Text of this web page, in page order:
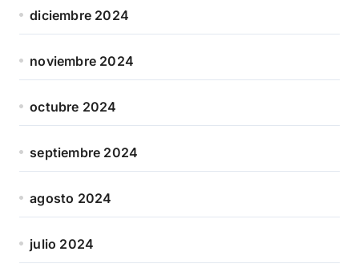
diciembre 2024
noviembre 2024
octubre 2024
septiembre 2024
agosto 2024
julio 2024